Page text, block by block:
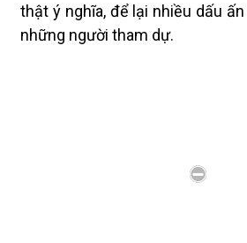
thật ý nghĩa, để lại nhiều dấu
những người tham dự.